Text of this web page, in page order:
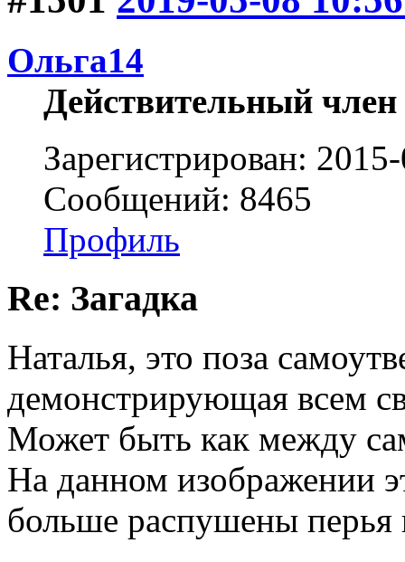
Ольга14
Действительный член
Зарегистрирован:
Сообщений: 8465
Профиль
Re: Загадка
Наталья, это поза
демонстрирующая всем
Может быть как между
На данном изображении
больше распушены